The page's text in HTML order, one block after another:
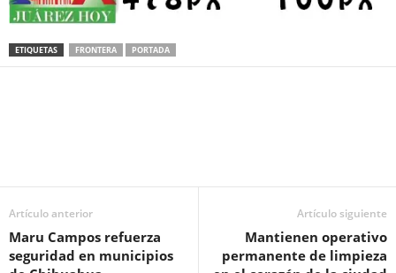
ETIQUETAS FRONTERA PORTADA
Artículo anterior
Maru Campos refuerza
seguridad en municipios
Artículo siguiente
Mantienen operativo
permanente de limpieza